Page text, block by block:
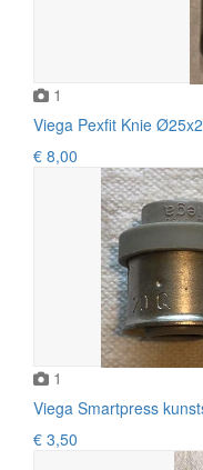
1
Viega Pexfit Knie
€ 8,00
1
Viega Smartpress
€ 3,50